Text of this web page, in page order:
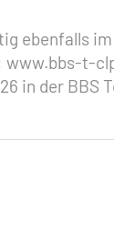
ebenfalls
www.bbs-t-
in der BBS